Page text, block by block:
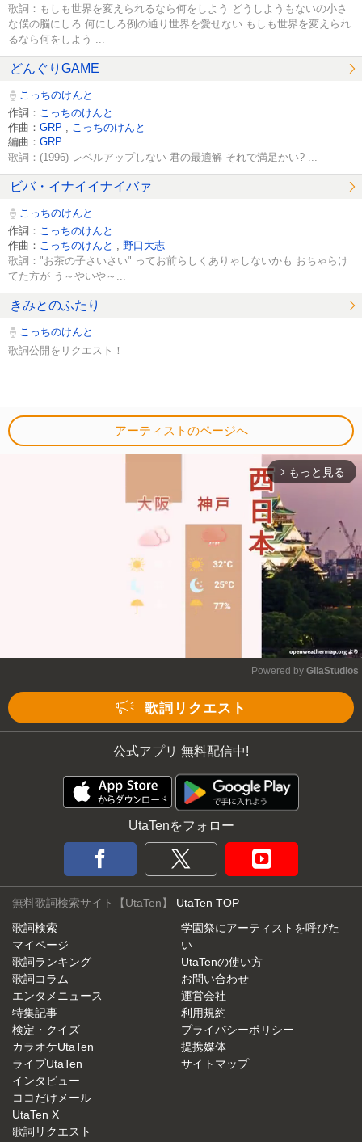
歌詞：もしも世界を変えられるなら何をしよう どうしようもないの小さ
な僕の脳にしろ 何にしろ例の通り世界を愛せない もしも世界を変えられ
るなら何をしよう ...
どんぐりGAME
こっちのけんと
作詞： こっちのけんと
作曲： GRP
こっちのけんと
編曲： GRP
歌詞：(1996) レベルアップしない 君の最適解 それで満足かい? ...
ビバ・イナイイナイバァ
こっちのけんと
作詞： こっちのけんと
作曲： こっちのけんと 野口大志
歌詞："お茶の子さいさい" ってお前らしくありゃしないかも おちゃらけ
てた方が う～やいや～...
きみとのふたり
こっちのけんと
歌詞公開をリクエスト！
アーティストのページへ
arrow_forward_ios もっと見る
Powered by GliaStudios
歌詞リクエスト
公式アプリ 無料配信中!
UtaTenをフォロー
無料歌詞検索サイト【UtaTen】 UtaTen TOP
歌詞検索
マイページ
歌詞ランキング
歌詞コラム
エンタメニュース
特集記事
検定・クイズ
カラオケUtaTen
ライブUtaTen
インタビュー
ココだけメール
UtaTen X
歌詞リクエスト
学園祭にアーティストを呼びた
い
UtaTenの使い方
お問い合わせ
運営会社
利用規約
プライバシーポリシー
提携媒体
サイトマップ